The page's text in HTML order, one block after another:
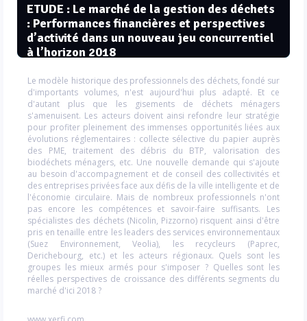
ETUDE : Le marché de la gestion des déchets
: Performances financières et perspectives
d’activité dans un nouveau jeu concurrentiel
à l’horizon 2018
Le modèle historique des professionnels des déchets, fondé sur
d'importants volumes, n'est aujourd'hui plus adapté. Et ce
d'autant plus que les gisements de déchets ménagers
s'amenuisent. Les acteurs doivent ainsi refondre leur stratégie
pour profiter pleinement des immenses opportunités liées aux
évolutions réglementaires : collecte sélective du papier auprès
des PME, traitement des débris du BTP, valorisation des
biodéchets ménagers, etc. Une nouvelle demande qui s'ajoute
au besoin d'accompagnement et de conseil des collectivités et
des entreprises privées face aux défis de la ville intelligente et de
l'économie circulaire. Mais de nombreux professionnels n'ont
pas encore les compétences et savoir-faire suffisants. Les
spécialistes des déchets (Nicolin, Pizzorno) risquent ainsi d'être
pris en tenaille entre les leaders des services environnementaux
(Suez Environnement, Veolia), les recycleurs (Paprec,
Derichebourg, etc.) et les acteurs régionaux. Quels sont les
groupes les mieux armés pour s'imposer ? Quelles sont les
réelles perspectives de croissance des différents segments du
marché d'ici 2018 ?